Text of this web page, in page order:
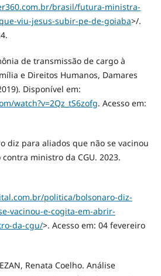
brasil/futura-ministra-
viu-jesus-subir-pe-de-goiaba>/.
de transmissão de cargo à
e Direitos Humanos, Damares
Disponível em:
watch?v=2Qz_tS6zofg. Acesso em:
diz para aliados que não se vacinou
ministro da CGU. 2023.
politica/bolsonaro-diz-
vacinou-e-cogita-em-abrir-
da-cgu/>. Acesso em: 04 fevereiro
Renata Coelho. Análise